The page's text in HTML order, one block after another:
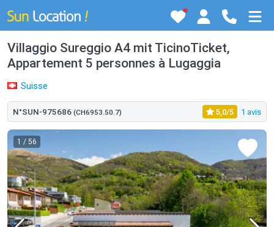
Villaggio Sureggio A4 mit TicinoTicket,
Appartement 5 personnes à Lugaggia
Suisse
N°SUN-975686 (CH6953.50.7) 5,0/5 1 avis
1 / 56